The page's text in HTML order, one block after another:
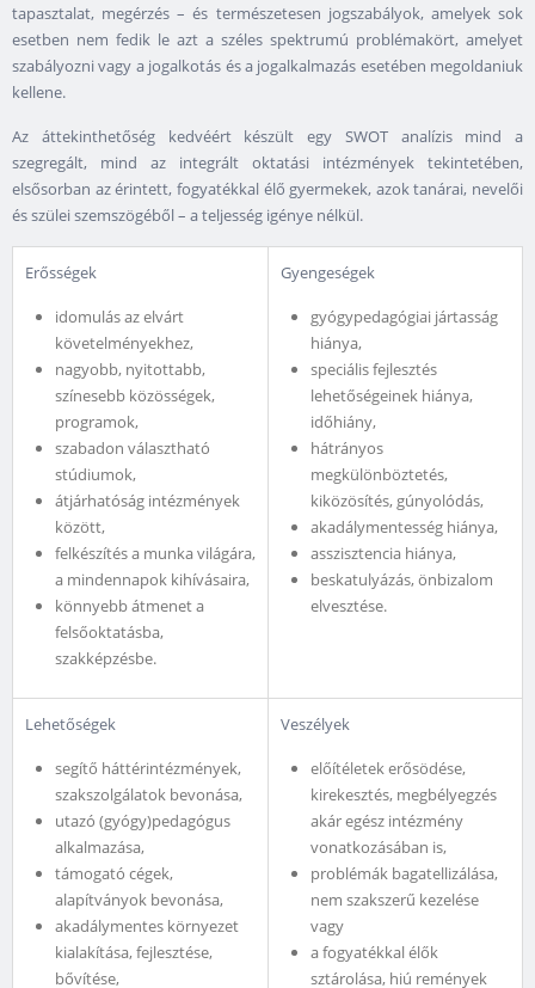
tapasztalat, megérzés – és természetesen jogszabályok, amelyek sok
esetben nem fedik le azt a széles spektrumú problémakört, amelyet
szabályozni vagy a jogalkotás és a jogalkalmazás esetében megoldaniuk
kellene.
Az áttekinthetőség kedvéért készült egy SWOT analízis mind a
szegregált, mind az integrált oktatási intézmények tekintetében,
elsősorban az érintett, fogyatékkal élő gyermekek, azok tanárai, nevelői
és szülei szemszögéből – a teljesség igénye nélkül.
Erősségek
idomulás az elvárt
követelményekhez,
nagyobb, nyitottabb,
színesebb közösségek,
programok,
szabadon választható
stúdiumok,
átjárhatóság intézmények
között,
felkészítés a munka világára,
a mindennapok kihívásaira,
könnyebb átmenet a
felsőoktatásba,
szakképzésbe.
Gyengeségek
gyógypedagógiai jártasság
hiánya,
speciális fejlesztés
lehetőségeinek hiánya,
időhiány,
hátrányos
megkülönböztetés,
kiközösítés, gúnyolódás,
akadálymentesség hiánya,
asszisztencia hiánya,
beskatulyázás, önbizalom
elvesztése.
Lehetőségek
segítő háttérintézmények,
szakszolgálatok bevonása,
utazó (gyógy)pedagógus
alkalmazása,
támogató cégek,
alapítványok bevonása,
akadálymentes környezet
kialakítása, fejlesztése,
bővítése,
Veszélyek
előítéletek erősödése,
kirekesztés, megbélyegzés
akár egész intézmény
vonatkozásában is,
problémák bagatellizálása,
nem szakszerű kezelése
vagy
a fogyatékkal élők
sztárolása, hiú remények